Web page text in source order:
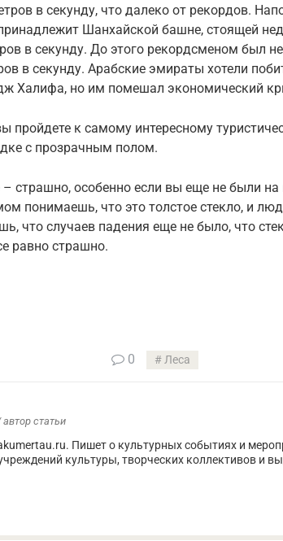
в секунду, что далеко от рекордов.
Шанхайской башне, стоящей
в секунду. До этого рекордсменом был
в секунду. Арабские эмираты хотели
Халифа, но им помешал экономический
пройдете к самому интересному
с прозрачным полом.
страшно, особенно если вы еще не были
понимаешь, что это толстое стекло, и
что случаев падения еще не было, что
равно страшно.
0 Леса
автор статьи
Пишет о культурных событиях и
культуры, творческих коллективов и